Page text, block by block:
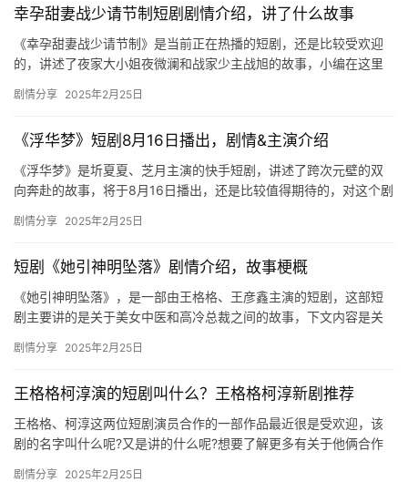
星
选
🎬
短
剧
剧
幸孕甜妻战少请节制短剧剧情介绍，讲了什么故事
《幸孕甜妻战少请节制》是当前正在热播的短剧，还是比较受欢迎
的，讲述了夜家大小姐夜微澜和战家少主战旭的故事，小编在这里
看吧！…
剧情分享 2025年2月25日
《浮华梦》短剧8月16日播出，剧情&主演介绍
《浮华梦》是圻夏夏、芝月主演的快手短剧，讲述了跨次元壁的双
向奔赴的故事，将于8月16日播出，还是比较值得期待的，对这个剧
剧情分享 2025年2月25日
短剧《她引神明坠落》剧情介绍，故事梗概
《她引神明坠落》，是一部由王格格、王彦鑫主演的短剧，这部短
剧主要讲的是关于美女中医和高冷总裁之间的故事，下文内容是关
明坠…
剧情分享 2025年2月25日
王格格柯淳演的短剧叫什么？王格格柯淳新剧推荐
王格格、柯淳这两位短剧演员合作的一部作品最近很是受欢迎，该
剧的名字叫什么呢?又是讲的什么呢?想要了解更多有关于他俩合作
剧情分享 2025年2月25日